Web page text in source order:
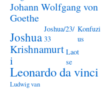
Johann Wolfgang von
Goethe
Joshua
Joshua/23/
33
Konfuzi
us
Krishnamurt
i
Laot
se
Leonardo da vinci
Ludwig van